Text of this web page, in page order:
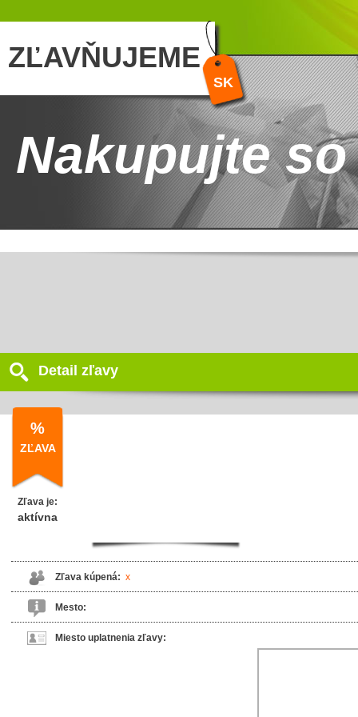
ZĽAVŇUJEME
SK
Nakupujte
Detail zľavy
%
ZĽAVA
Zľava je:
aktívna
Zľava kúpená: x
Mesto:
Miesto uplatnenia zľavy: